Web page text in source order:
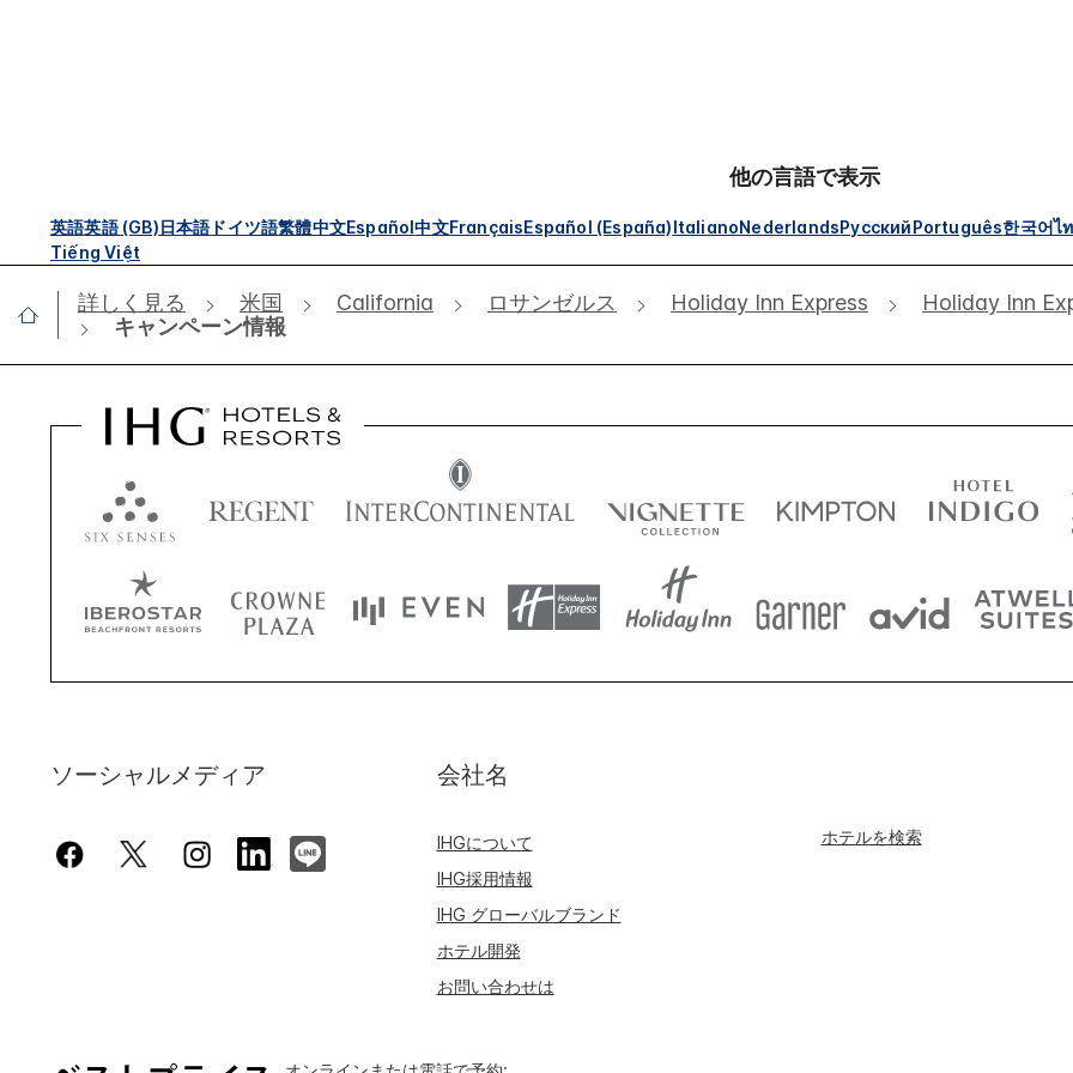
他の言語で表示
英語英語 (GB)日本語 ドイツ語繁體中文Español中文FrançaisEspañol (España)ItalianoNederlandsРусскийPortuguês한국어ไ
Tiếng Việt
詳しく見る 米国 California ロサンゼルス Holiday Inn Express
Holiday Inn
キャンペーン情報
ソーシャルメディア 会社名
IHGについて
IHG採用情報
IHG グローバルブランド
ホテル開発
お問い合わせは
ホテルを検索